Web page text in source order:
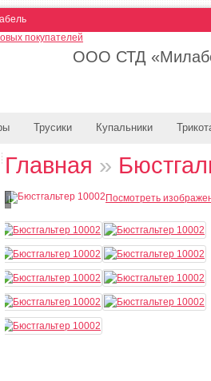
ООО СТД
Трусики Купальники
Главная »
Loading... Посмотреть